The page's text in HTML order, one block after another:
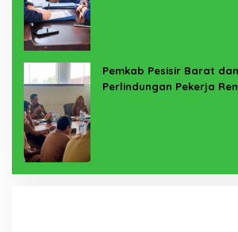
Pemkab Pesisir Barat
Perlindungan Pekerja